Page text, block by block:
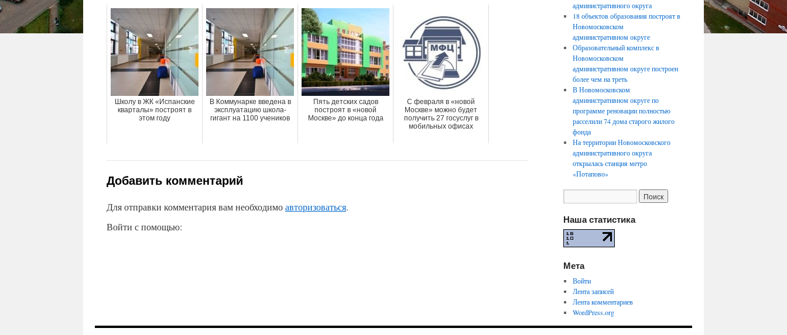
Школу в ЖК «Испанские
кварталы» построят в
этом году
В Коммунарке введена в
эксплуатацию школа-
гигант на 1100 учеников
Пять детских садов
построят в «новой
Москве» до конца года
С февраля в «новой
Москве» можно будет
получить 27 госуслуг в
мобильных офисах
Добавить комментарий
Для отправки комментария вам необходимоавторизоваться.
Войти с помощью:
административного округа
18 объектов образования построят в
Новомосковском
административном округе
Образовательный комплекс в
Новомосковском
административном округе построен
более чем на треть
В Новомосковском
административном округе по
программе реновации полностью
расселили 74 дома старого жилого
фонда
На территории Новомосковского
административного округа
открылась станция метро
«Потапово»
Наша статистика
Мета
Войти
Лента записей
Лента комментариев
WordPress.org